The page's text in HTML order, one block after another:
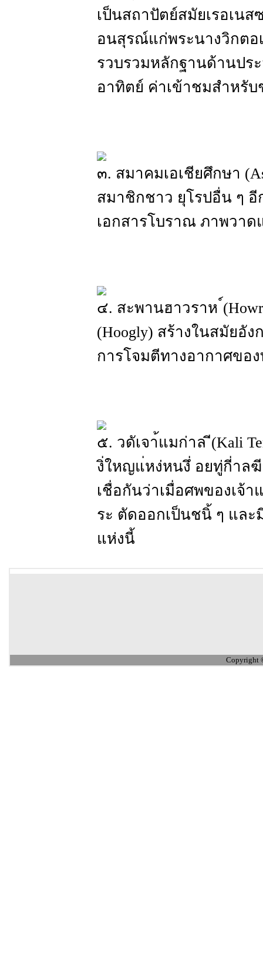
เป็นสถาปัตย์สมัยเรอเน
อนสุรณ์แก่พระนางวิกตอ
รวบรวมหลักฐานด้านปร
อาทิตย์ ค่าเข้าชมสำหรั
๓. สมาคมเอเชียศึกษา
สมาชิกชาว ยุโรปอื่น ๆ อี
เอกสารโบราณ ภาพวา
๔. สะพานฮาวราห
(Hoogly) สร้างในสมัยอั
การโจมตีทางอากาศขอ
๕. วดัเจา้แมก่าล ี(Kali
งิ่ใหญแ่หง่หนงึ่ อยทู่กี่าลฆี
เชื่อกันว่าเมื่อศพของเจ้
ระ ตัดออกเป็นชนิ้ ๆ และ
แห่งนี้
Copyright